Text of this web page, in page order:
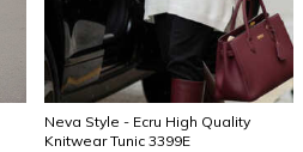
Neva Style - Ecru High Quality
Knitwear Tunic 3399E